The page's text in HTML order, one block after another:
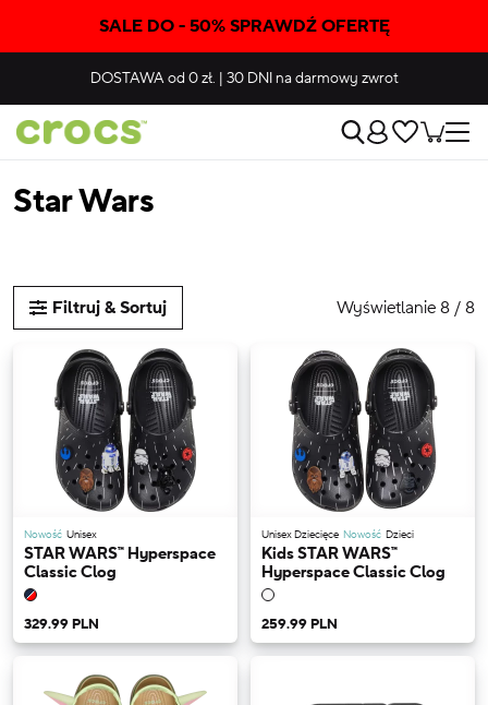
SALE DO - 50% SPRAWDŹ OFERTĘ
DOSTAWAod 0 zł. | 30 DNIna darmowy zwrot
Star Wars
Filtruj & Sortuj Wyświetlanie 8 / 8
Nowość Unisex
STAR WARS™ Hyperspace
Classic Clog
329.99 PLN
Unisex Dziecięce Nowość Dzieci
Kids STAR WARS™
Hyperspace Classic Clog
259.99 PLN